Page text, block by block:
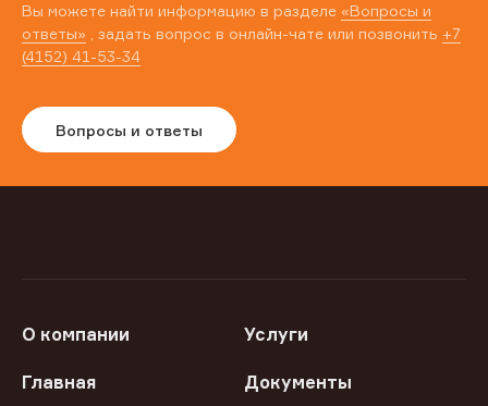
Вы можете найти информацию в разделе «Вопросы и
ответы» , задать вопрос в онлайн-чате или позвонить +7
(4152) 41-53-34
Вопросы и ответы
О компании Услуги
Главная Документы